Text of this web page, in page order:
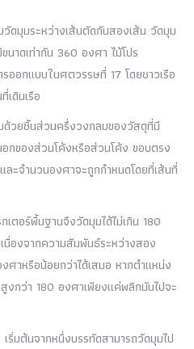
วัดมุมระหว่างเส้นตัดกันสองเส้น วัดมุม
นาดเท่ากัน 360 องศา ไม้โปร
ออกแบบในศตวรรษที่ 17 โดยชาวเรือ
ดินเรือ
ด้วยชิ้นส่วนครึ่งวงกลมของวัสดุที่มี
กของส่วนโค้งหรือส่วนโค้ง ขอบตรง
ะจำนวนองศาจะถูกกำหนดโดยที่เส้นที่
เตอร์พื้นฐานจึงวัดมุมได้ไม่เกิน 180
องจากความสัมพันธ์ระหว่างสอง
ศาหรือน้อยกว่าได้เสมอ หากตำแหน่ง
งกว่า 180 องศาเพียงแค่พลิกมันไปจะ
ริ่มต้นจากหนึ่งบรรทัดสามารถวัดมุมไป